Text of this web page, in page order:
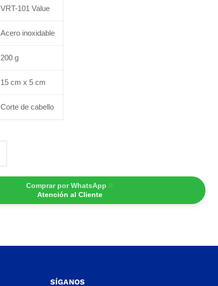
VRT-101 Value
Acero inoxidable
200 g
15 cm x 5 cm
Corte de cabello
Comprar por WhatsApp
Atención al Cliente
SÍGANOS